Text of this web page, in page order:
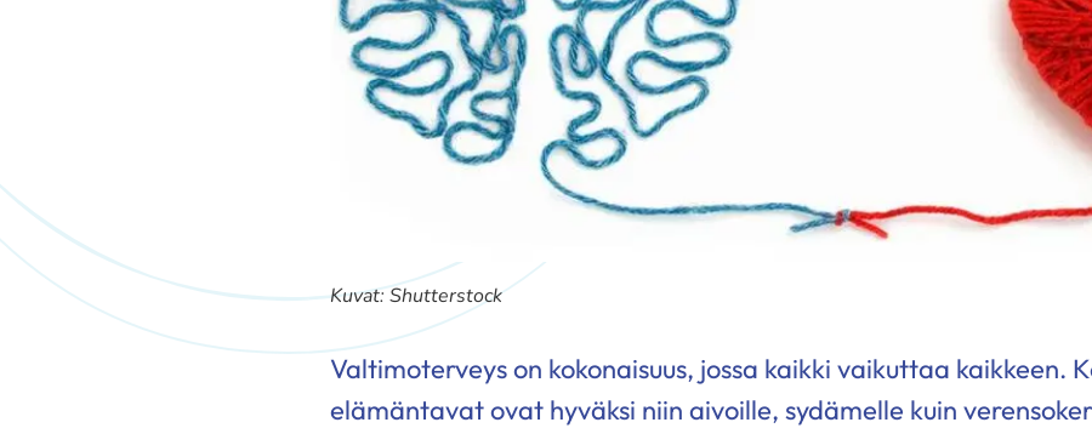
Kuvat: Shutterstock
Valtimoterveys on kokonaisuus, jossa kaikki vaikuttaa kaikkeen.
elämäntavat ovat hyväksi niin aivoille, sydämelle kuin